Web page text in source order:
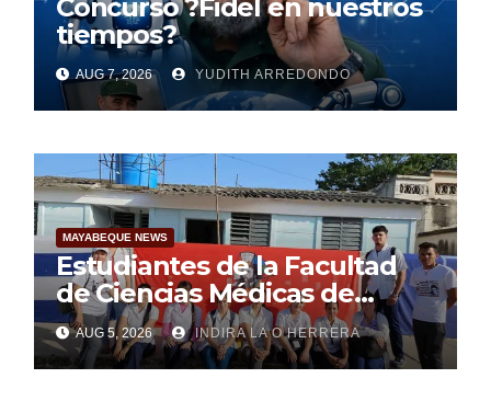
Concurso ?Fidel en nuestros
tiempos?
AUG 7, 2026 YUDITH ARREDONDO
MAYABEQUE NEWS
Estudiantes de la Facultad
de Ciencias Médicas de
Mayabeque realizan
pesquisa
AUG 5, 2026 INDIRA LA O HERRERA